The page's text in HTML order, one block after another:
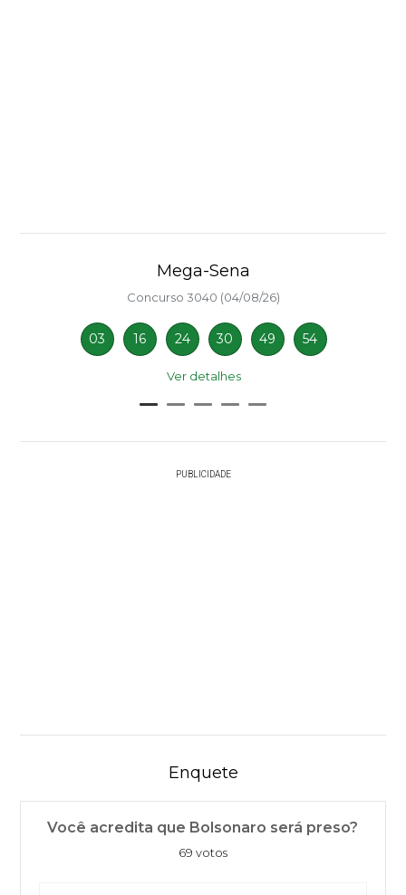
Mega-Sena
Concurso 3040 (04/08/26)
03 16 24 30 49 54
Ver detalhes
PUBLICIDADE
Enquete
Você acredita que Bolsonaro será preso?
69 votos